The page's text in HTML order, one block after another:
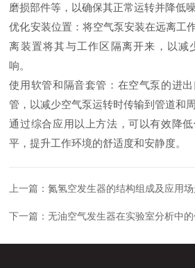
磨损部件等，以确保其正常运转并降低
优化安装位置：将空气泵安装在远离工
离装置将其与工作区隔离开来，以减
响。
使用软管和隔音套管：在空气泵的进
管，以减少空气泵运转时传输到管道和
通过综合应用以上方法，可以有效降
平，提升工作环境的舒适度和安静度。
上一篇：氮氢空发生器的结构组成及应用
下一篇：无油空气发生器在实验室分析中